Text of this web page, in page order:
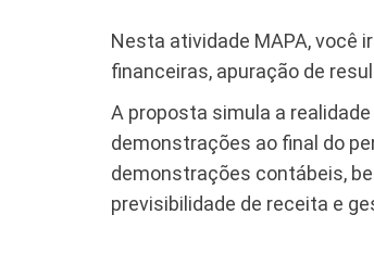
Nesta atividade MAPA, você
financeiras, apuração de
A proposta simula a
demonstrações ao final do
demonstrações contábeis,
previsibilidade de receita e